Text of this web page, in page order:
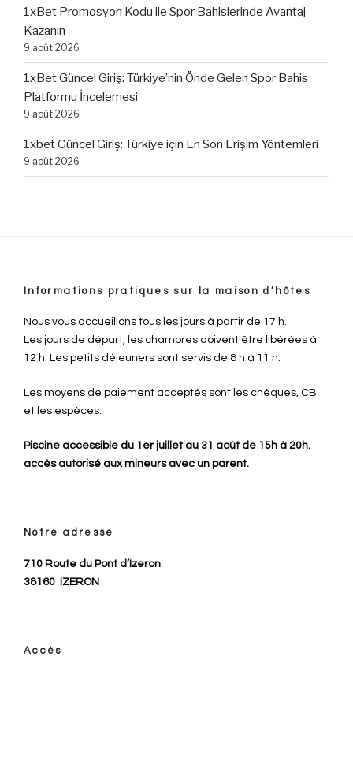
1xBet Promosyon Kodu ile Spor Bahislerinde Avantaj
Kazanın
9 août 2026
1xBet Güncel Giriş: Türkiye’nin Önde Gelen Spor Bahis
Platformu İncelemesi
9 août 2026
1xbet Güncel Giriş: Türkiye için En Son Erişim Yöntemleri
9 août 2026
Informations pratiques sur la maison d’hôtes
Nous vous accueillons tous les jours à partir de 17 h.
Les jours de départ, les chambres doivent être libérées à
12 h. Les petits déjeuners sont servis de 8 h à 11 h.
Les moyens de paiement acceptés sont les chèques, CB
et les espèces.
Piscine accessible du 1er juillet au 31 août de 15h à 20h.
accès autorisé aux mineurs avec un parent.
Notre adresse
710 Route du Pont d’Izeron
38160
IZERON
Accès